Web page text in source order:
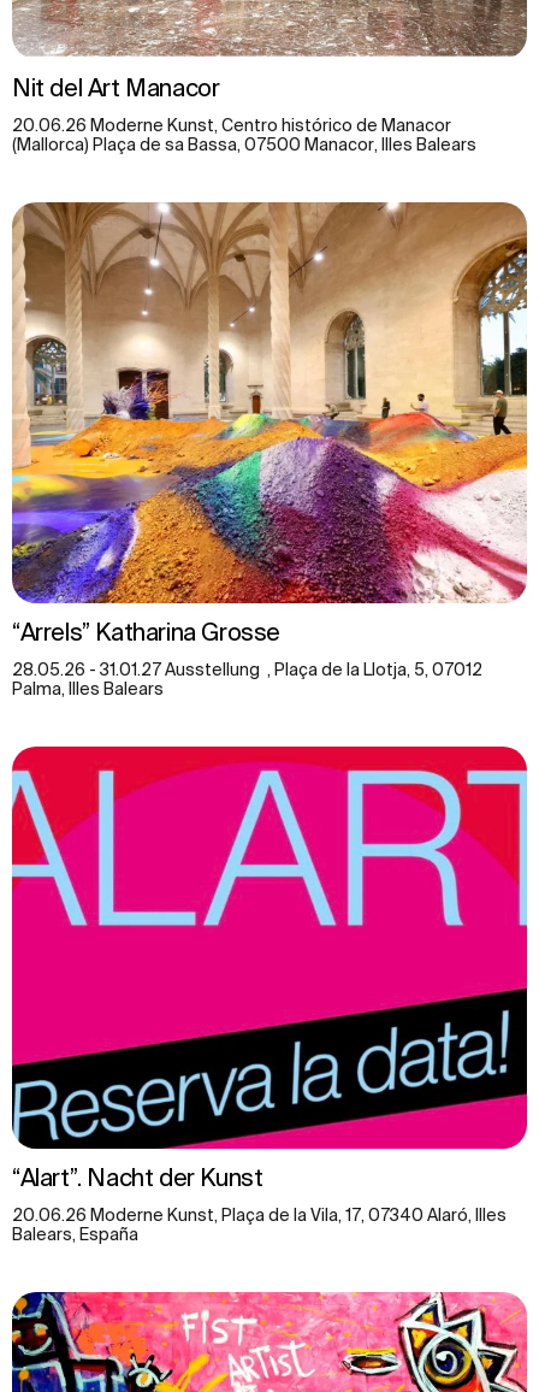
Nit del Art Manacor
20.06.26 Moderne Kunst, Centro histórico de Manacor
(Mallorca) Plaça de sa Bassa, 07500 Manacor, Illes Balears
“Arrels” Katharina Grosse
28.05.26 - 31.01.27 Ausstellung , Plaça de la Llotja, 5, 07012
Palma, Illes Balears
“Alart”. Nacht der Kunst
20.06.26 Moderne Kunst, Plaça de la Vila, 17, 07340 Alaró, Illes
Balears, España